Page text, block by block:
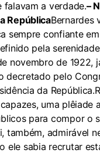
falavam a verdade.–
RepúblicaBernardes
sempre confiante
pela
novembro de 1922,
decretado pelo
da
uma plêiade
para compor o
também, admirável
ele sabia recrutar